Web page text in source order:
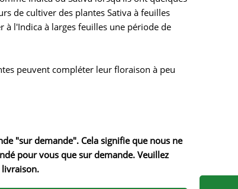
Mallorca Seeds
Mandala
Philosopher Seeds
Söllner - Vadda's
Sumo Seeds
de cultiver des plantes Sativa à feuilles
l'Indica à larges feuilles une période de
peuvent compléter leur floraison à peu
"sur demande". Cela signifie que nous ne
pour vous que sur demande. Veuillez
livraison.